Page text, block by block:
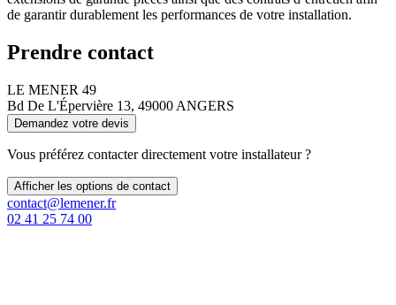
de garantir durablement les performances de votre installation.
Prendre contact
LE MENER 49
Bd De L'Épervière 13, 49000 ANGERS
Demandez votre devis
Vous préférez contacter directement votre installateur ?
Afficher les options de contact
contact@lemener.fr
02 41 25 74 00